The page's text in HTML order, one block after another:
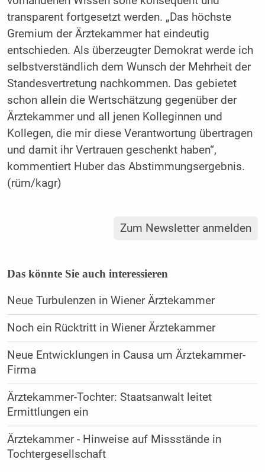
transparent fortgesetzt werden. „Das höchste
Gremium der Ärztekammer hat eindeutig
entschieden. Als überzeugter Demokrat werde ich
selbstverständlich dem Wunsch der Mehrheit der
Standesvertretung nachkommen. Das gebietet
schon allein die Wertschätzung gegenüber der
Ärztekammer und all jenen Kolleginnen und
Kollegen, die mir diese Verantwortung übertragen
und damit ihr Vertrauen geschenkt haben“,
kommentiert Huber das Abstimmungsergebnis.
(rüm/kagr)
Zum Newsletter anmelden
Das könnte Sie auch interessieren
Neue Turbulenzen in Wiener Ärztekammer
Noch ein Rücktritt in Wiener Ärztekammer
Neue Entwicklungen in Causa um Ärztekammer-
Firma
Ärztekammer-Tochter: Staatsanwalt leitet
Ermittlungen ein
Ärztekammer - Hinweise auf Missstände in
Tochtergesellschaft